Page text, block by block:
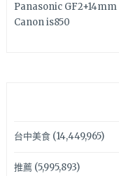
Panasonic GF2+14mm
Canon is850
台中美食(14,449,965)
推薦(5,995,893)